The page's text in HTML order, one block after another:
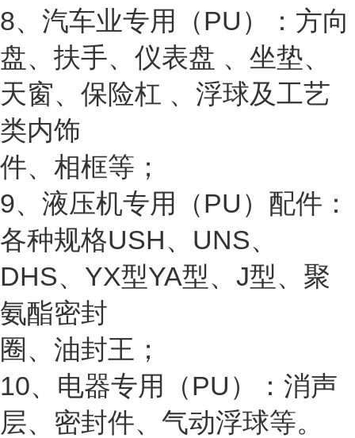
8、汽车业专用（PU）：方向
盘、扶手、仪表盘 、坐垫、
天窗、保险杠 、浮球及工艺
类内饰
件、相框等；
9、液压机专用（PU）配件：
各种规格USH、UNS、
DHS、YX型YA型、J型、聚
氨酯密封
圈、油封王；
10、电器专用（PU）：消声
层、密封件、气动浮球等。